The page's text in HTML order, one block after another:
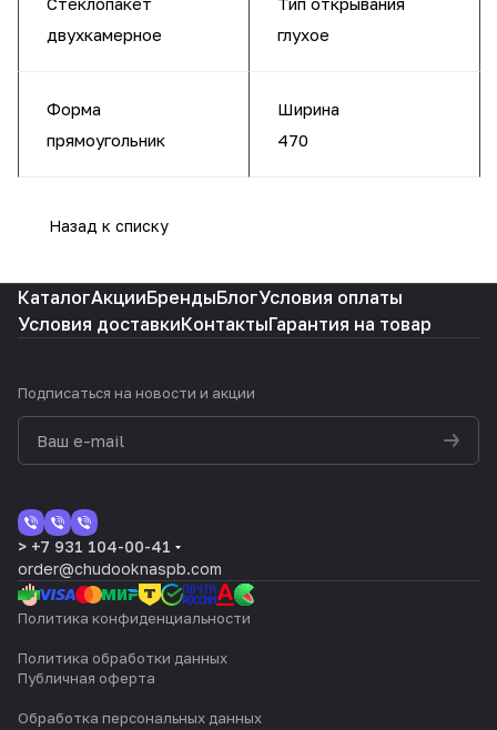
двухкамерное
глухое
Форма
прямоугольник
Ширина
470
Назад к списку
КаталогАкцииБрендыБлогУсловия оплаты
Условия доставкиКонтактыГарантия на товар
Подписаться на новости и акции
> +7 931 104-00-41
order@chudooknaspb.com
Политика конфиденциальности
Политика обработки данных
Публичная оферта
Обработка персональных данных